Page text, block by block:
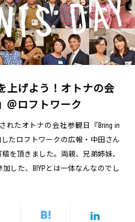
上げよう！オトナの会
＠ロフトワーク
れたオトナの会社参観日『Bring in
したロフトワークの広報・中田さん
を頂きました。両親、兄弟姉妹、
した、BIYPとは一体なんなのでし